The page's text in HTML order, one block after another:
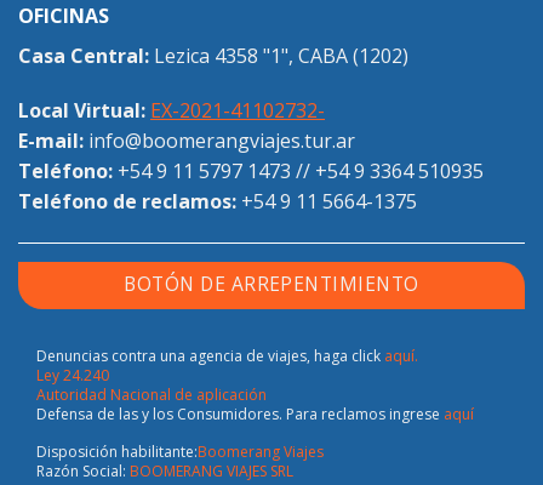
OFICINAS
Casa Central: Lezica 4358 "1", CABA (1202)
Local Virtual: EX-2021-41102732-
E-mail: info@boomerangviajes.tur.ar
Teléfono: +54 9 11 5797 1473 // +54 9 3364 510935
Teléfono de reclamos: +54 9 11 5664-1375
BOTÓN DE ARREPENTIMIENTO
Denuncias contra una agencia de viajes, haga click aquí.
Ley 24.240
Autoridad Nacional de aplicación
Defensa de las y los Consumidores. Para reclamos ingrese aquí
Disposición habilitante:Boomerang Viajes
Razón Social: BOOMERANG VIAJES SRL